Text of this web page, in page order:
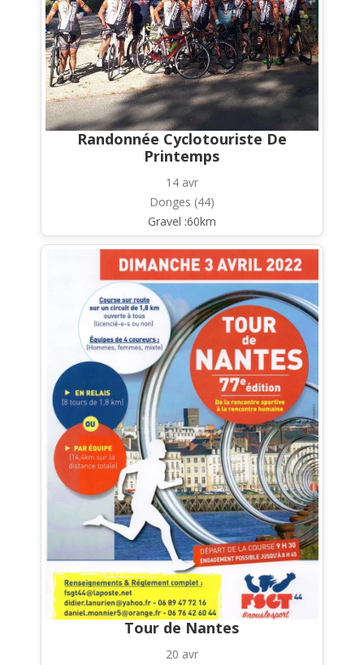
Randonnée Cyclotouriste De
Printemps
14 avr
Donges (44)
Gravel :60km
Tour de Nantes
20 avr